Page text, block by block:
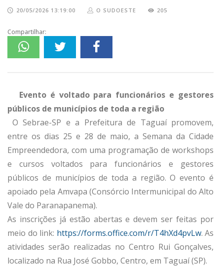
20/05/2026 13:19:00 O SUDOESTE 205
Compartilhar:
Evento é voltado para funcionários e gestores
públicos de municípios de toda a região
O Sebrae-SP e a Prefeitura de Taguaí promovem,
entre os dias 25 e 28 de maio, a Semana da Cidade
Empreendedora, com uma programação de workshops
e cursos voltados para funcionários e gestores
públicos de municípios de toda a região. O evento é
apoiado pela Amvapa (Consórcio Intermunicipal do Alto
Vale do Paranapanema).
As inscrições já estão abertas e devem ser feitas por
meio do link: https://forms.office.com/r/T4hXd4pvLw. As
atividades serão realizadas no Centro Rui Gonçalves,
localizado na Rua José Gobbo, Centro, em Taguaí (SP).